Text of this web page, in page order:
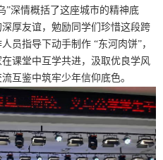
”深情概括了这座城市的精神底
厚友谊，勉励同学们珍惜这段跨
员指导下动手制作 “东河肉饼”，
课堂中互学共进，汲取优良学风
互鉴中筑牢少年信仰底色。